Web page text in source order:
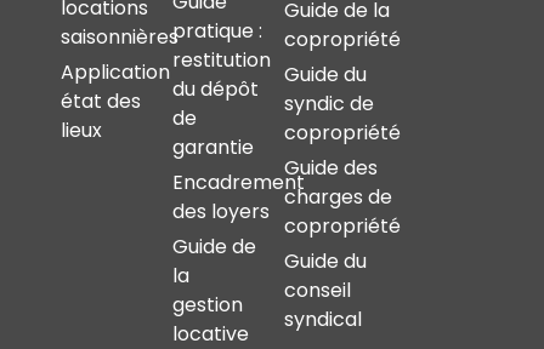
locations
saisonnières
Application
état des
lieux
pratique :
restitution
du dépôt
de
garantie
Encadrement
des loyers
Guide de
la
gestion
locative
Guide de la
copropriété
Guide du
syndic de
copropriété
Guide des
charges de
copropriété
Guide du
conseil
syndical